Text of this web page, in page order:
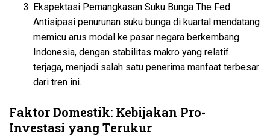
Ekspektasi Pemangkasan Suku Bunga The Fed
Antisipasi penurunan suku bunga di kuartal mendatang
memicu arus modal ke pasar negara berkembang.
Indonesia, dengan stabilitas makro yang relatif
terjaga, menjadi salah satu penerima manfaat terbesar
dari tren ini.
Faktor Domestik: Kebijakan Pro-
Investasi yang Terukur